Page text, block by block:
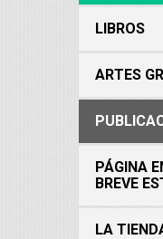
LIBROS
ARTES
PÁGINA
BREVE
LA